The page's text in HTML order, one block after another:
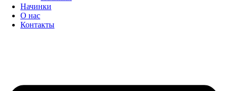
Начинки
О нас
Контакты